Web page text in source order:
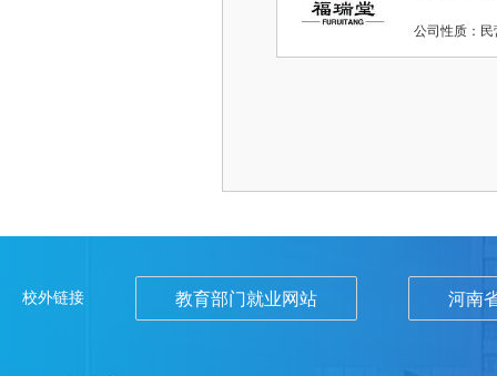
公司性质
校外链接 教育部门就业网站 河南